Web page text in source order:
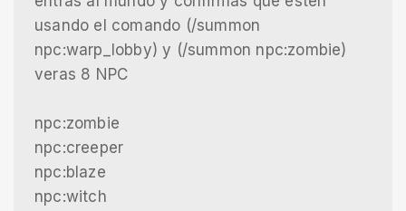
usando el comando (/summon
npc:warp_lobby) y (/summon npc:zombie)
veras 8 NPC
npc:zombie
npc:creeper
npc:blaze
npc:witch